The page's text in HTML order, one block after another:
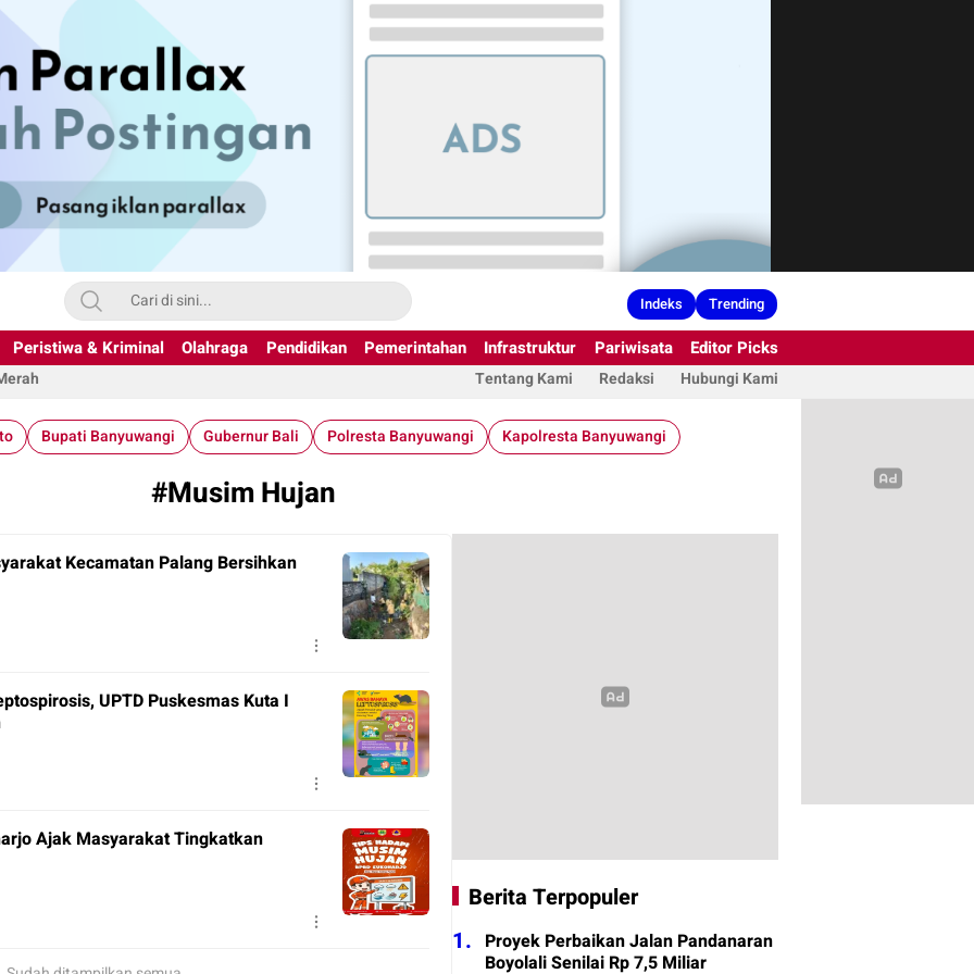
Indeks Trending
Peristiwa & Kriminal Olahraga Pendidikan Pemerintahan Infrastruktur Pariwisata Editor Picks
Tentang Kami Redaksi Hubungi Kami
Bupati Banyuwangi Gubernur Bali Polresta Banyuwangi Kapolresta Banyuwangi
#Musim Hujan
Kecamatan Palang Bersihkan
UPTD Puskesmas Kuta I
Ajak Masyarakat Tingkatkan
Berita Terpopuler
1. Proyek Perbaikan Jalan Pandanaran
Boyolali Senilai Rp 7,5 Miliar